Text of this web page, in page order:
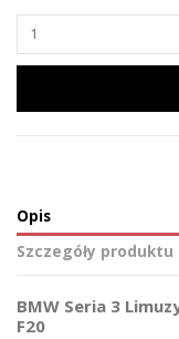
Opis
Szczegóły produktu
BMW Seria 3
F20